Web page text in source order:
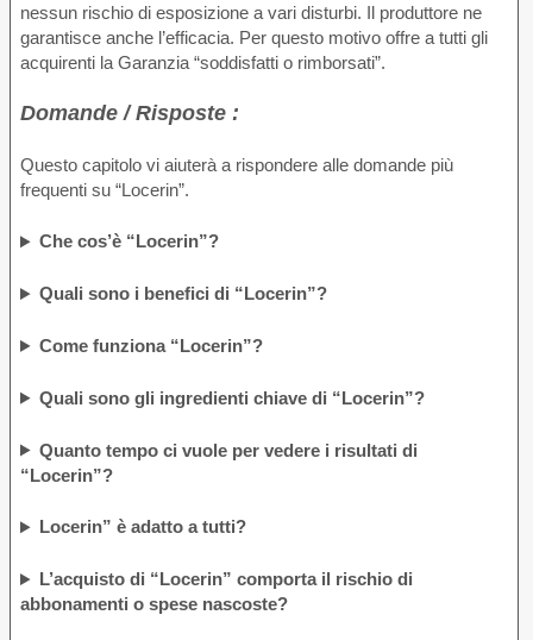
nessun rischio di esposizione a vari disturbi. Il produttore ne
garantisce anche l’efficacia. Per questo motivo offre a tutti gli
acquirenti la Garanzia “soddisfatti o rimborsati”.
Domande / Risposte :
Questo capitolo vi aiuterà a rispondere alle domande più
frequenti su “Locerin”.
Che cos’è “Locerin”?
Quali sono i benefici di “Locerin”?
Come funziona “Locerin”?
Quali sono gli ingredienti chiave di “Locerin”?
Quanto tempo ci vuole per vedere i risultati di
“Locerin”?
Locerin” è adatto a tutti?
L’acquisto di “Locerin” comporta il rischio di
abbonamenti o spese nascoste?